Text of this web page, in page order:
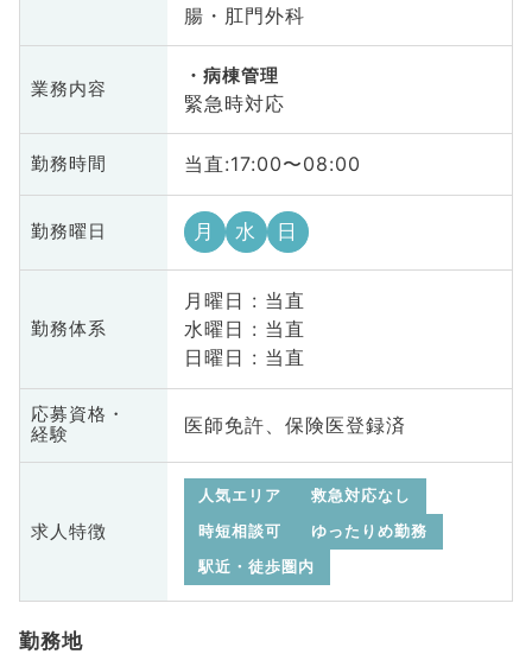
腸・肛門外科
業務内容
病棟管理
緊急時対応
勤務時間 当直:17:00〜08:00
勤務曜日 月 水 日
勤務体系
月曜日 : 当直
水曜日 : 当直
日曜日 : 当直
応募資格・
経験
医師免許、保険医登録済
求人特徴
人気エリア
救急対応なし
時短相談可
ゆったりめ勤務
駅近・徒歩圏内
勤務地